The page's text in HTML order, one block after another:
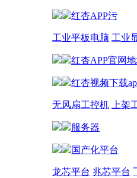
红杏APP污
工业平板电脑 工业
红杏APP官网
红杏视频下载
无风扇工控机 上架
服务器
国产化平台
龙芯平台 兆芯平台